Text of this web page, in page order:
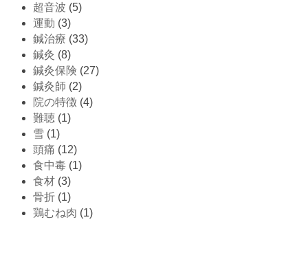
超音波 (5)
運動 (3)
鍼治療 (33)
鍼灸 (8)
鍼灸保険 (27)
鍼灸師 (2)
院の特徴 (4)
難聴 (1)
雪 (1)
頭痛 (12)
食中毒 (1)
食材 (3)
骨折 (1)
鶏むね肉 (1)